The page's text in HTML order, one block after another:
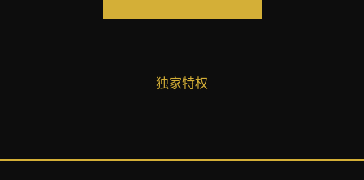
独家特权